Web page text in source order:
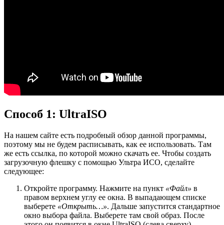
Способ 1: UltraISO
На нашем сайте есть подробный обзор данной программы,
поэтому мы не будем расписывать, как ее использовать. Там
же есть ссылка, по которой можно скачать ее. Чтобы создать
загрузочную флешку с помощью Ультра ИСО, сделайте
следующее:
Откройте программу. Нажмите на пункт «Файл» в
правом верхнем углу ее окна. В выпадающем списке
выберете «Открыть…». Дальше запустится стандартное
окно выбора файла. Выберете там свой образ. После